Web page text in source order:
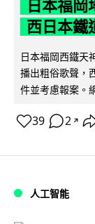
日本福
西日本鐵
日本福岡西鐵天
播出粗俗歌聲，
件並考慮報案。
39 2 ↗
人工智能